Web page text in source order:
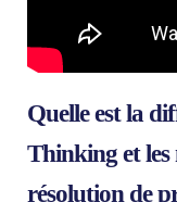
Quelle est la
Thinking et les
résolution de